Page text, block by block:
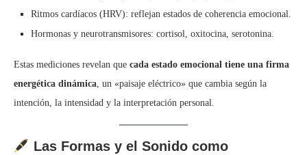
Ritmos cardíacos (HRV): reflejan estados de coherencia emocional.
Hormonas y neurotransmisores: cortisol, oxitocina, serotonina.
Estas mediciones revelan que cada estado emocional tiene una firma
energética dinámica , un «paisaje eléctrico» que cambia según la
intención, la intensidad y la interpretación personal.
Las Formas y el Sonido como